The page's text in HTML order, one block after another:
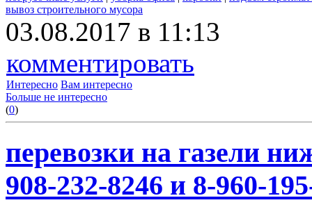
вывоз строительного мусора
03.08.2017 в 11:13
комментировать
Интересно Вам интересно
Больше не интересно
(0)
перевозки на газели
908-232-8246 и 8-960-